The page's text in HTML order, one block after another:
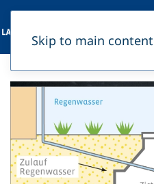
Skip to main content